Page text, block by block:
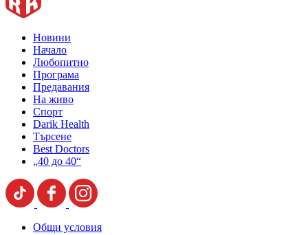
Новини
Начало
Любопитно
Програма
Предавания
На живо
Спорт
Darik Health
Търсене
Best Doctors
„40 до 40“
Общи условия